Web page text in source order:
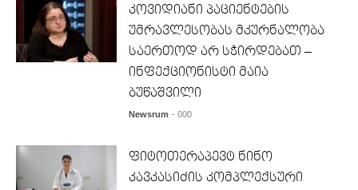
კოვიდიანი პაციენტების
უმრავლესობას მკურნალობა
საერთოდ არ სჭირდებათ –
ინფექციონისტი მაია
ბუწაშვილი
Newsrum - 000
ფიტოთერაპევტ ნინო
კავკასიძის კომპლექსური